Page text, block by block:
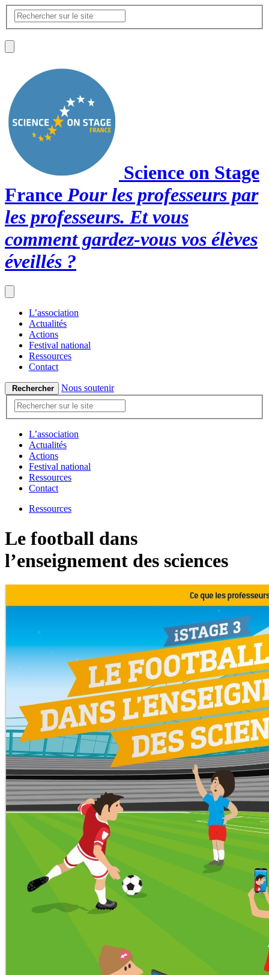
Science on Stage
France Pour les professeurs par
les professeurs. Et vous
comment gardez-vous vos élèves
éveillés ?
L’association
Actualités
Actions
Festival national
Ressources
Contact
Rechercher Nous soutenir
L’association
Actualités
Actions
Festival national
Ressources
Contact
Ressources
Le football dans
l’enseignement des sciences